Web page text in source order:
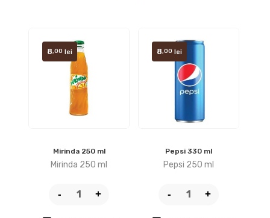
Mirinda 250 ml
Mirinda 250 ml
8 ,00 lei
Pepsi 330 ml
Pepsi 250 ml
8 ,00 lei